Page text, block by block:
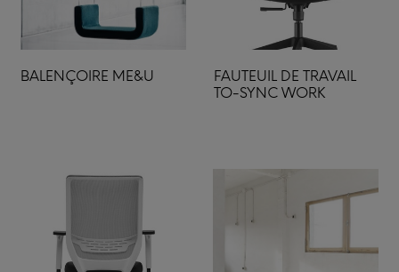
BALENÇOIRE ME&U
FAUTEUIL DE TRAVAIL
TO-SYNC WORK